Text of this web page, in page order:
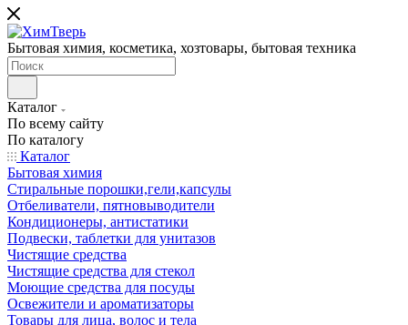
Бытовая химия, косметика, хозтовары, бытовая техника
Каталог
По всему сайту
По каталогу
Каталог
Бытовая химия
Стиральные порошки,гели,капсулы
Отбеливатели, пятновыводители
Кондиционеры, антистатики
Подвески, таблетки для унитазов
Чистящие средства
Чистящие средства для стекол
Моющие средства для посуды
Освежители и ароматизаторы
Товары для лица, волос и тела